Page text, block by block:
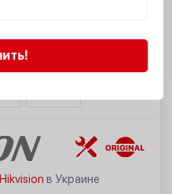
Hikvision в Украине